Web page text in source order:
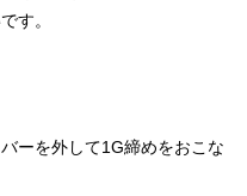
す。
ーを外して1G締めをおこな